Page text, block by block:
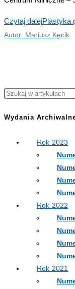
Czytaj dalejPlastyka
Autor: Mariusz Kęcik
Wydania
Rok 2023
Rok 2022
Rok 2021